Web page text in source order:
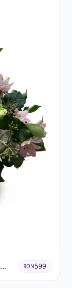
RON599